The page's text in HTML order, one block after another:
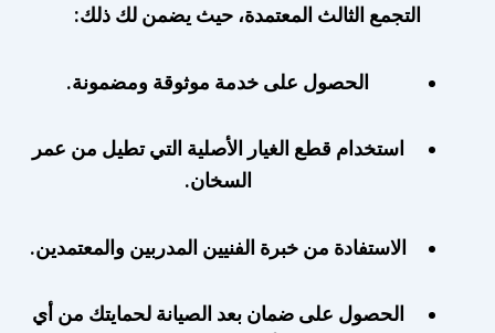
التجمع الثالث المعتمدة، حيث يضمن لك ذلك:
الحصول على خدمة موثوقة ومضمونة.
استخدام قطع الغيار الأصلية التي تطيل من عمر
السخان.
الاستفادة من خبرة الفنيين المدربين والمعتمدين.
الحصول على ضمان بعد الصيانة لحمايتك من أي